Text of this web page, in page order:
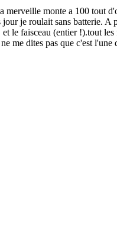
monte a 100 tout
je roulait sans batterie. A
le faisceau (entier !).tout
me dites pas que c'est l'une